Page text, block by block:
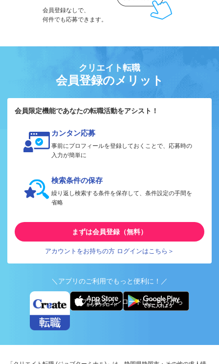
会員登録なしで、
何件でも応募できます。
クリエイト転職
会員登録のメリット
会員限定機能であなたの転職活動をアシスト！
カンタン応募
事前にプロフィールを登録しておくことで、応募時の
入力が簡単に
検索条件の保存
繰り返し検索する条件を保存して、条件設定の手間を
省略
まずは会員登録（無料）
アカウントをお持ちの方 ログインはこちら＞
＼アプリのご利用でもっと便利に！／
アプリ版ダウンロードはこちらから